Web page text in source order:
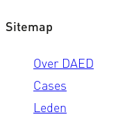
Sitemap
Over DAED
Cases
Leden